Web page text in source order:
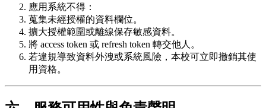
應用系統不得：
蒐集未經授權的資料欄位。
擴大授權範圍或離線保存敏感資料。
將 access token 或 refresh token 轉交他人。
若違規導致資料外洩或系統風險，本校可立即撤銷其使
用資格。